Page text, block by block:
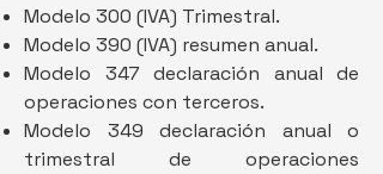
Modelo 300 (IVA) Trimestral.
Modelo 390 (IVA) resumen anual.
Modelo 347 declaración anual de
operaciones con terceros.
Modelo 349 declaración anual o
trimestral de operaciones